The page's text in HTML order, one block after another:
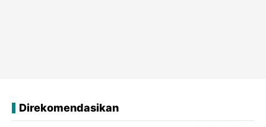
Direkomendasikan